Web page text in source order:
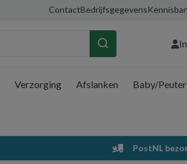
ContactBedrijfsgegevens
Winkelwagen
Uw winkelwagen
Vul hem met
Verzorging Afslanken Baby/Peuter
PostNL